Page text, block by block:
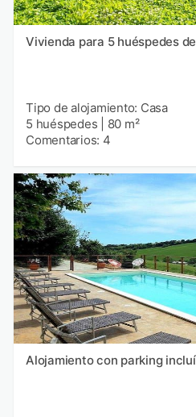
Vivienda para 5 huéspedes
Tipo de alojamiento: Casa
5 huéspedes
80 m²
Comentarios: 4
Alojamiento con parking